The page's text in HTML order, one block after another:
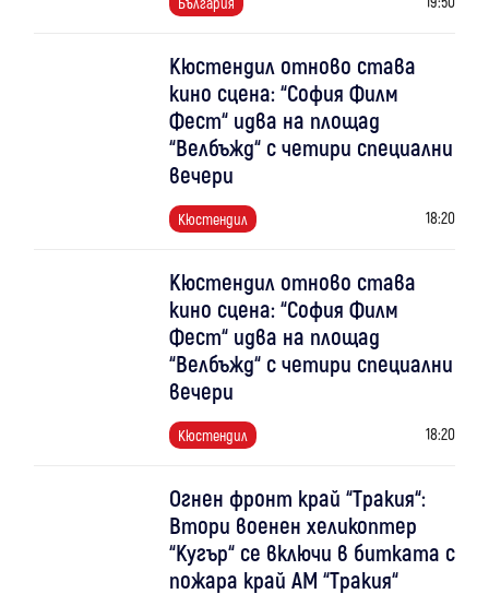
Кюстендил отново става
кино сцена: “София Филм
Фест“ идва на площад
“Велбъжд“ с четири специални
вечери
Кюстендил 18:20
Кюстендил отново става
кино сцена: “София Филм
Фест“ идва на площад
“Велбъжд“ с четири специални
вечери
Кюстендил 18:20
Огнен фронт край “Тракия“:
Втори военен хеликоптер
“Кугър“ се включи в битката с
пожара край АМ “Тракия“